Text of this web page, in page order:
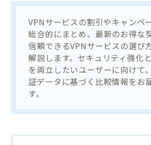
VPNサービスの割引やキャンペ
総合的にまとめ、最新のお得な
信頼できるVPNサービスの選び
解説します。セキュリティ強化
を両立したいユーザーに向けて
証データに基づく比較情報をお
す。